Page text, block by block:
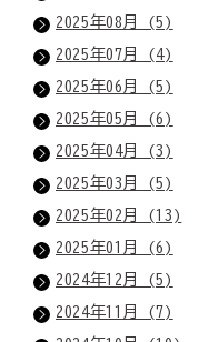
2025年08月 (5)
2025年07月 (4)
2025年06月 (5)
2025年05月 (6)
2025年04月 (3)
2025年03月 (5)
2025年02月 (13)
2025年01月 (6)
2024年12月 (5)
2024年11月 (7)